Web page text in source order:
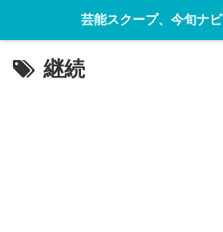
継続
芸能スクープ、今旬ナビ